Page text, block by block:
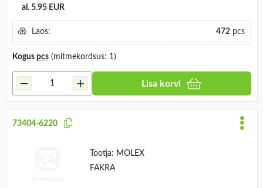
al. 5.95 EUR
Laos: 472pcs
Kogus pcs(mitmekordsus: 1)
Lisa korvi
73404-6220
Tootja: MOLEX
FAKRA